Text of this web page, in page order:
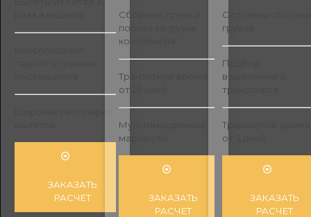
ЗАКАЗАТЬ
РАСЧЕТ
Сборные грузы и
полная загрузка
контейнера
Транзитное время
от 25 дней
Мультимодальные
маршруты
ЗАКАЗАТЬ
РАСЧЕТ
Отправки
грузов
Подбор
выделенного
транспорта
Транзитное время
от 3 дней
ЗАКАЗАТЬ
РАСЧЕТ